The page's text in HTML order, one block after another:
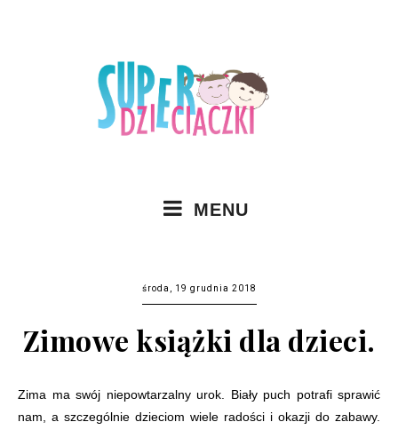
MENU
środa, 19 grudnia 2018
Zimowe książki dla dzieci.
Zima ma swój niepowtarzalny urok. Biały puch potrafi sprawić
nam, a szczególnie dzieciom wiele radości i okazji do zabawy.